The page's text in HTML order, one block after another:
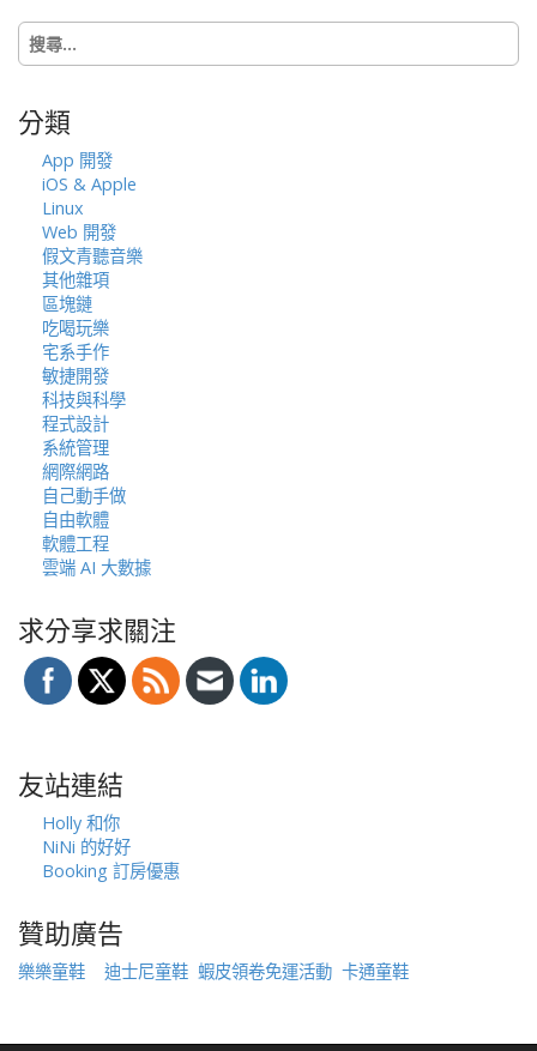
i
o
n
搜
尋
字:
分類
App 開發
iOS & Apple
Linux
Web 開發
假文青聽音樂
其他雜項
區塊鏈
吃喝玩樂
宅系手作
敏捷開發
科技與科學
程式設計
系統管理
網際網路
自己動手做
自由軟體
軟體工程
雲端 AI 大數據
求分享求關注
友站連結
Holly 和你
NiNi 的好好
Booking 訂房優惠
贊助廣告
樂樂童鞋 迪士尼童鞋 蝦皮領卷免運活動 卡通童鞋